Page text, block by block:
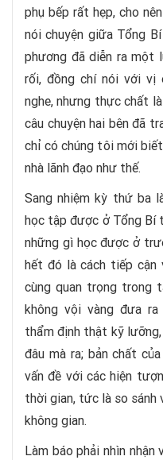
phụ bếp rất hẹp, cho
nói chuyện giữa Tổng
phương đã diễn ra một
rối, đồng chí nói với vị
nghe, nhưng thực chất
câu chuyện hai bên đã
chỉ có chúng tôi mới
nhà lãnh đạo như thế.
Sang nhiệm kỳ thứ ba
học tập được ở Tổng Bí
những gì học được ở
hết đó là cách tiếp cận
cùng quan trọng trong
không vội vàng đưa
thẩm định thật kỹ
đâu mà ra; bản chất
vấn đề với các hiện
thời gian, tức là so sánh
không gian.
Làm báo phải nhìn